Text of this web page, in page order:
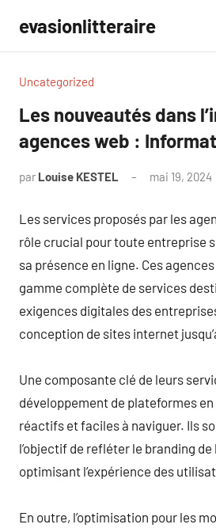
contenu
evasionlitteraire
Uncategorized
Les nouveautés dans
agences web :
par Louise KESTEL mai 19, 2024
Les services proposés par les
rôle crucial pour toute entreprise
sa présence en ligne. Ces
gamme complète de services
exigences digitales des
conception de sites internet
Une composante clé de leurs
développement de plateformes
réactifs et faciles à naviguer. Ils
l’objectif de refléter le branding de
optimisant l’expérience des
En outre, l’optimisation pour les